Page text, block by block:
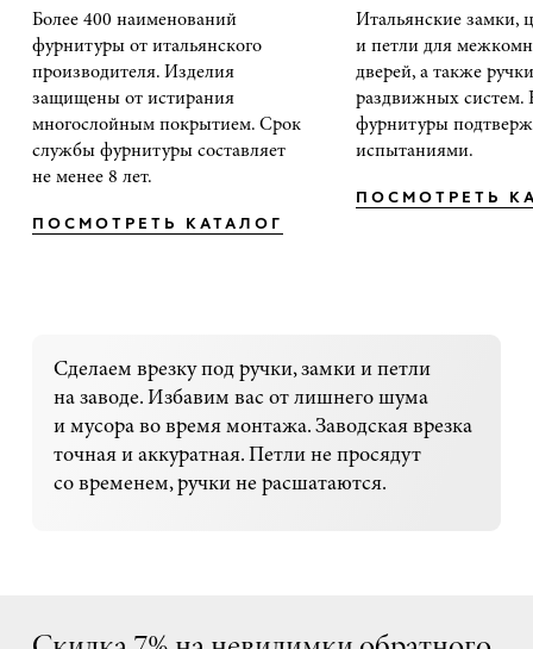
Более 400 наименований
фурнитуры от итальянского
производителя. Изделия
защищены от истирания
многослойным покрытием. Срок
службы фурнитуры составляет
не менее 8 лет.
ПОСМОТРЕТЬ КАТАЛОГ
Итальянские замки,
и петли для
дверей, а также
раздвижных систем.
фурнитуры
испытаниями.
ПОСМОТРЕТЬ
Сделаем врезку под ручки, замки и петли
на заводе. Избавим вас от лишнего шума
и мусора во время монтажа. Заводская врезка
точная и аккуратная. Петли не просядут
со временем, ручки не расшатаются.